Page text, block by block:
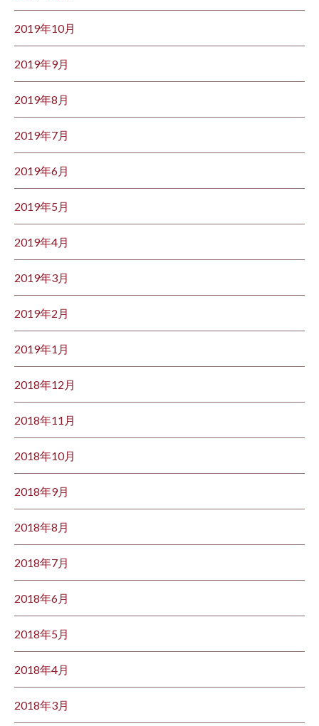
2019年10月
2019年9月
2019年8月
2019年7月
2019年6月
2019年5月
2019年4月
2019年3月
2019年2月
2019年1月
2018年12月
2018年11月
2018年10月
2018年9月
2018年8月
2018年7月
2018年6月
2018年5月
2018年4月
2018年3月